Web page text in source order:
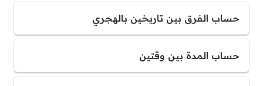
حساب الفرق بين تاريخين بالهجري
حساب المدة بين وقتين